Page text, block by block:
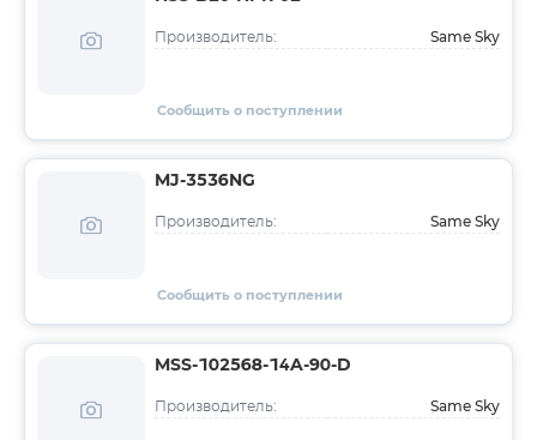
Производитель: Same Sky
Сообщить о поступлении
MJ-3536NG
Производитель: Same Sky
Сообщить о поступлении
MSS-102568-14A-90-D
Производитель: Same Sky